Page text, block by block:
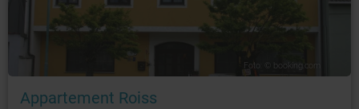
Foto: © booking.com
Appartement Roiss